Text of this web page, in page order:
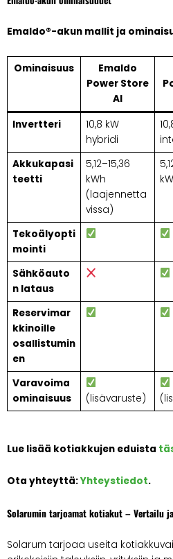
Emaldo®-akun mallit ja
Ominaisuus
Emaldo
Power Store
AI
Invertteri
10,8 kW
hybridi
Akkukapasi
teetti
5,12–15,36
kWh
(laajennetta
vissa)
Tekoälyopti
mointi
Sähköauto
n lataus
Reservimar
kkinoille
osallistumin
en
Varavoima
ominaisuus
(lisävaruste)
Lue lisää kotiakkujen eduista
Ota yhteyttä:Yhteystiedot.
Solarumin tarjoamat kotiakut – Vertailu
Solarum tarjoaa useita